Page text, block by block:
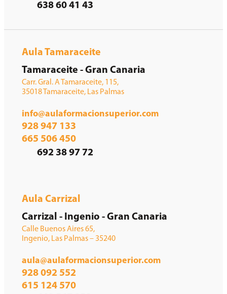
638 60 41 43
Aula Tamaraceite
Tamaraceite - Gran Canaria
Carr. Gral. A Tamaraceite, 115,
35018 Tamaraceite, Las Palmas
info@aulaformacionsuperior.com
928 947 133
665 506 450
692 38 97 72
Aula Carrizal
Carrizal - Ingenio - Gran Canaria
Calle Buenos Aires 65,
Ingenio, Las Palmas – 35240
aula@aulaformacionsuperior.com
928 092 552
615 124 570